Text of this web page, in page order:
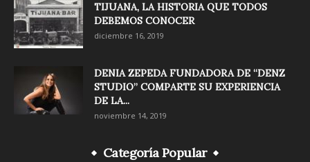
TIJUANA, LA HISTORIA QUE TODOS
DEBEMOS CONOCER
diciembre 16, 2019
DENIA ZEPEDA FUNDADORA DE “DENZ
STUDIO” COMPARTE SU EXPERIENCIA
DE LA...
noviembre 14, 2019
Categoría Popular